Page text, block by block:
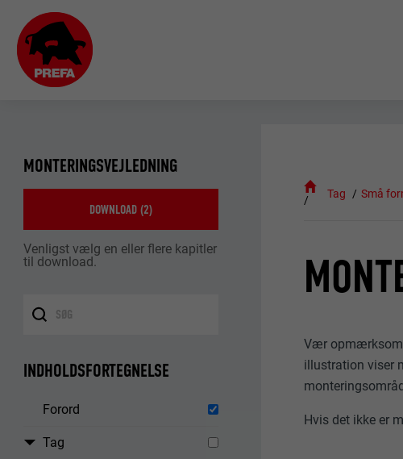
MONTERINGSVEJLEDNING
DOWNLOAD (2)
Venligst vælg en eller flere kapitler
til download.
INDHOLDSFORTEGNELSE
Forord
Tag
Tag Små
Vær opmærksom
illustration viser
Hvis det ikke er